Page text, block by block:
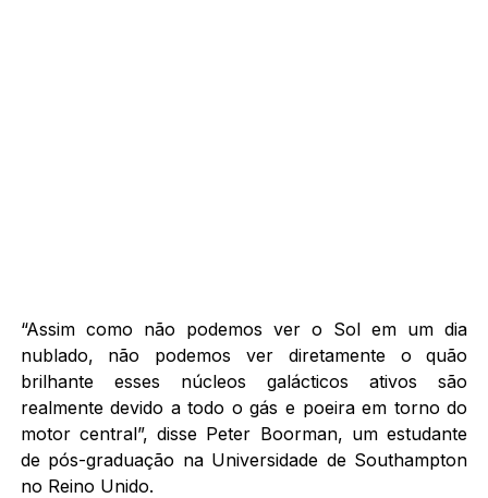
“Assim como não podemos ver o Sol em um dia
nublado, não podemos ver diretamente o quão
brilhante esses núcleos galácticos ativos são
realmente devido a todo o gás e poeira em torno do
motor central”, disse Peter Boorman, um estudante
de pós-graduação na Universidade de Southampton
no Reino Unido.